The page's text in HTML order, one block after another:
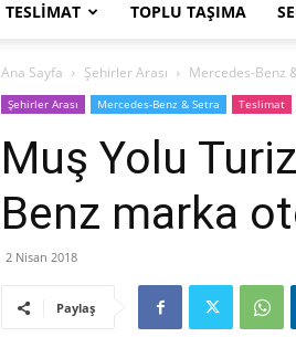
TESLIMAT TOPLU TAŞIMA
Ana Sayfa Şehirler Arası Mercedes-Benz
Şehirler Arası Mercedes-Benz & Setra Teslimat
Muş Yolu
Benz marka
2 Nisan 2018
Paylaş